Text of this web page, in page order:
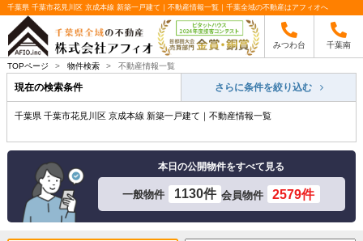
千葉県 千葉市花見川区 京成本線 新築一戸建て｜不動産情報一覧｜千葉全域の不動産はアフィオへ
みつわ台 千葉南
TOPページ > 物件検索 > 不動産情報一覧
現在の検索条件 さらに条件を絞り込む
千葉県 千葉市花見川区 京成本線 新築一戸建て｜不動産情報一覧
本日の公開物件をすべて見る
一般物件 1130件 会員物件 2579件